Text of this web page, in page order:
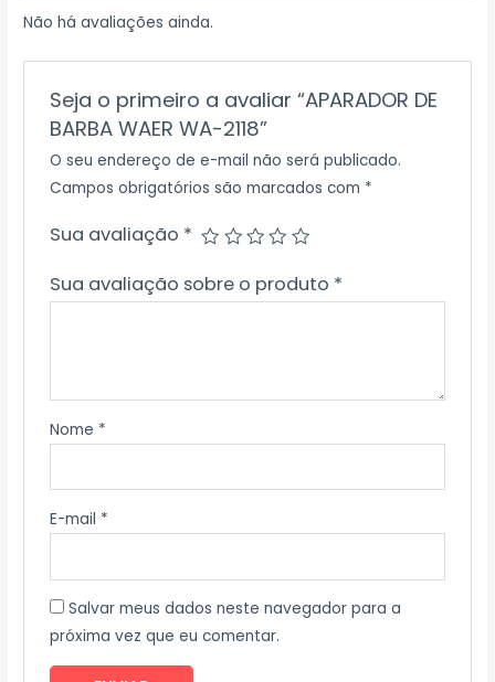
Não há avaliações ainda.
Seja o primeiro a avaliar “APARADOR DE
BARBA WAER WA-2118”
O seu endereço de e-mail não será publicado.
Campos obrigatórios são marcados com *
Sua avaliação *
Sua avaliação sobre o produto *
Nome *
E-mail *
Salvar meus dados neste navegador para a
próxima vez que eu comentar.